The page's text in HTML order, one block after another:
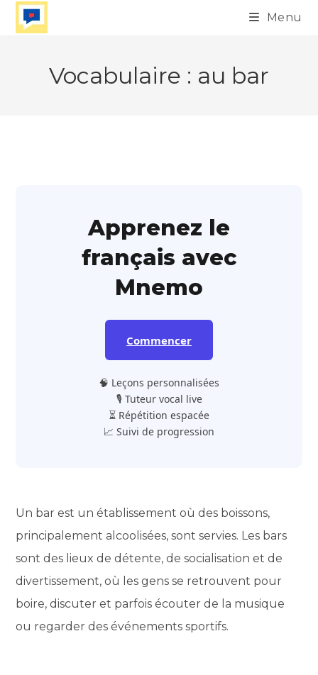
Skip
Menu
Vocabulaire : au bar
Apprenez le
français avec
Mnemo
Commencer
🧠 Leçons personnalisées
🎙️ Tuteur vocal live
⏳ Répétition espacée
📈 Suivi de progression
Un bar est un établissement où des boissons,
principalement alcoolisées, sont servies. Les bars
sont des lieux de détente, de socialisation et de
divertissement, où les gens se retrouvent pour
boire, discuter et parfois écouter de la musique
ou regarder des événements sportifs.